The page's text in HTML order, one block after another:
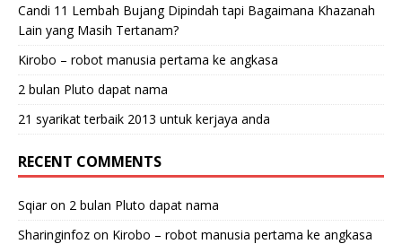
Candi 11 Lembah Bujang Dipindah tapi Bagaimana Khazanah
Lain yang Masih Tertanam?
Kirobo – robot manusia pertama ke angkasa
2 bulan Pluto dapat nama
21 syarikat terbaik 2013 untuk kerjaya anda
RECENT COMMENTS
Sqiaron 2 bulan Pluto dapat nama
Sharinginfoz on Kirobo – robot manusia pertama ke angkasa